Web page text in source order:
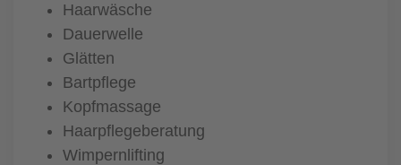
Haarwäsche
Dauerwelle
Glätten
Bartpflege
Kopfmassage
Haarpflegeberatung
Wimpernlifting